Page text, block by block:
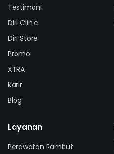
Testimoni
Diri Clinic
Diri Store
Promo
XTRA
Karir
Blog
Layanan
Perawatan Rambut